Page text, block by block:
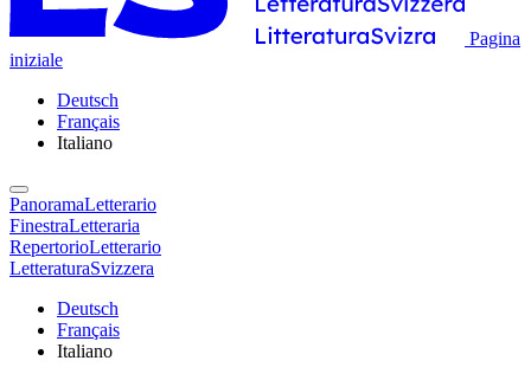
Pagina
iniziale
Deutsch
Français
Italiano
PanoramaLetterario
FinestraLetteraria
RepertorioLetterario
LetteraturaSvizzera
Deutsch
Français
Italiano